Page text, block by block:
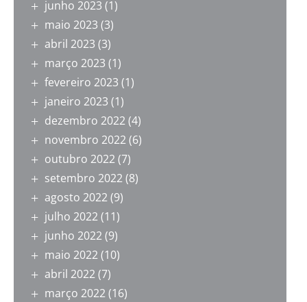
junho 2023 (1)
maio 2023 (3)
abril 2023 (3)
março 2023 (1)
fevereiro 2023 (1)
janeiro 2023 (1)
dezembro 2022(4)
novembro 2022(6)
outubro 2022(7)
setembro 2022(8)
agosto 2022(9)
julho 2022(11)
junho 2022(9)
maio 2022(10)
abril 2022(7)
março 2022(16)